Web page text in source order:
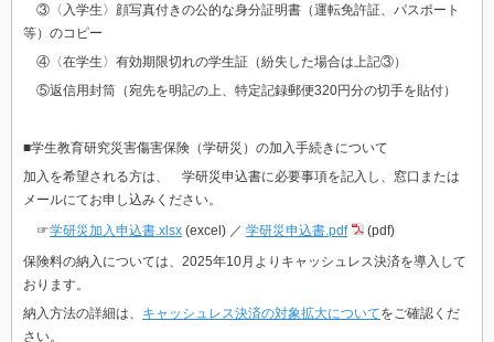
③〈入学生〉顔写真付きの公的な身分証明書（運転免許証、パスポート
等）のコピー
④〈在学生〉有効期限切れの学生証（紛失した場合は上記③）
⑤返信用封筒（宛先を明記の上、特定記録郵便320円分の切手を貼付）
■学生教育研究災害傷害保険（学研災）の加入手続きについて
加入を希望される方は、 学研災申込書に必要事項を記入し、 窓口または
メールにてお申し込みください。
☞学研災加入申込書.xlsx (excel) ／ 学研災申込書.pdf
(pdf)
保険料の納入については、2025年10月よりキャッシュレス決済を導入して
おります。
納入方法の詳細は、 キャッシュレス決済の対象拡大についてをご確認くだ
さい。